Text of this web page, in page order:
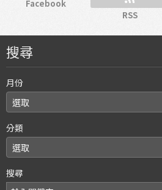
Facebook
RSS
搜尋
月份
分類
搜尋